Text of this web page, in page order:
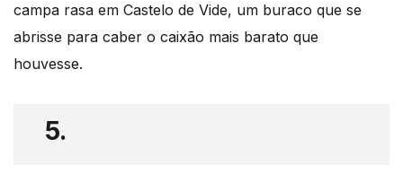
campa rasa em Castelo de Vide, um buraco que se
abrisse para caber o caixão mais barato que
houvesse.
5.